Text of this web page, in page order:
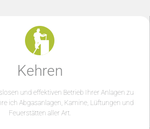
Kehren
und effektiven Betrieb Ihrer Anlagen zu
ich Abgasanlagen, Kamine, Lüftungen und
Feuerstätten aller Art.